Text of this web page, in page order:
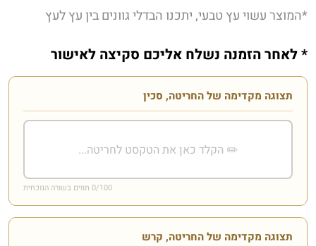
*המוצר עשוי עץ טבעי, יתכנו הבדלי גוונים בין עץ לעץ
* לאחר הזמנה נשלח אליכם סקיצה לאישור
תצוגה מקדימה של החריטה, סכין
0/100 תווים בשורה הנוכחית
תצוגה מקדימה של החריטה, קרש